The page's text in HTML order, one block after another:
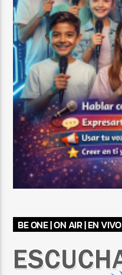
BE ONE | ON AIR | EN VIVO